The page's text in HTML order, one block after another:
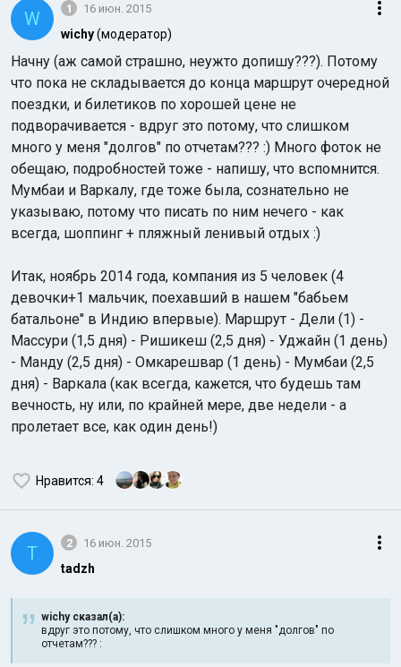
Аравийское море
W 1 16 июн. 2015
wichy(модератор)
Начну (аж самой страшно, неужто допишу???). Потому
что пока не складывается до конца маршрут очередной
поездки, и билетиков по хорошей цене не
подворачивается - вдруг это потому, что слишком
много у меня "долгов" по отчетам??? :) Много фоток не
обещаю, подробностей тоже - напишу, что вспомнится.
Мумбаи и Варкалу, где тоже была, сознательно не
указываю, потому что писать по ним нечего - как
всегда, шоппинг + пляжный ленивый отдых :)
Итак, ноябрь 2014 года, компания из 5 человек (4
девочки+1 мальчик, поехавший в нашем "бабьем
батальоне" в Индию впервые). Маршрут - Дели (1) -
Массури (1,5 дня) - Ришикеш (2,5 дня) - Уджайн (1 день)
- Манду (2,5 дня) - Омкарешвар (1 день) - Мумбаи (2,5
дня) - Варкала (как всегда, кажется, что будешь там
вечность, ну или, по крайней мере, две недели - а
пролетает все, как один день!)
Нравится: 4
T 2 16 июн. 2015
tadzh
wichy сказал(а):
вдруг это потому, что слишком много у меня "долгов" по
отчетам??? :